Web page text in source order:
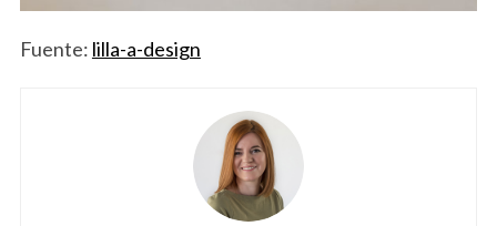
Fuente: lilla-a-design